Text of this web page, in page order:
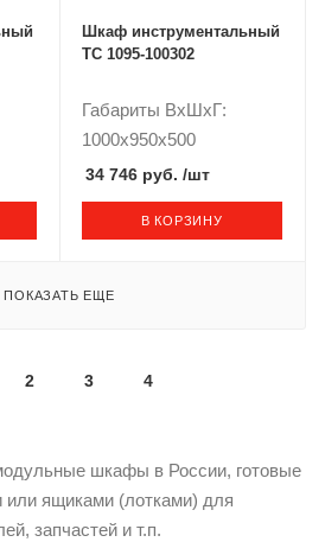
Шкаф инструментальный
ТС 1095-100302
Габариты ВxШxГ:
1000x950x500
34 746 руб. /шт
В КОРЗИНУ
ПОКАЗАТЬ ЕЩЕ
2 3 4
шкафы в России, готовые
или ящиками (лотками) для
запчастей и т.п.